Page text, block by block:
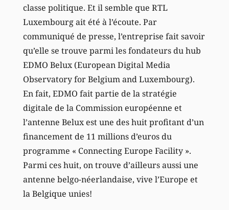
classe politique. Et il semble que RTL
Luxembourg ait été à l’écoute. Par
communiqué de presse, l’entreprise fait savoir
qu’elle se trouve parmi les fondateurs du hub
EDMO Belux (European Digital Media
Observatory for Belgium and Luxembourg).
En fait, EDMO fait partie de la stratégie
digitale de la Commission européenne et
l’antenne Belux est une des huit profitant d’un
financement de 11 millions d’euros du
programme « Connecting Europe Facility ».
Parmi ces huit, on trouve d’ailleurs aussi une
antenne belgo-néerlandaise, vive l’Europe et
la Belgique unies!